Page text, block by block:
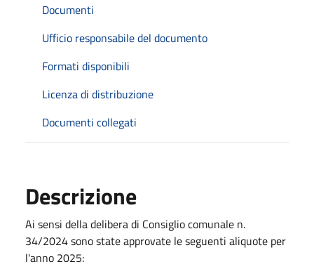
Documenti
Ufficio responsabile del documento
Formati disponibili
Licenza di distribuzione
Documenti collegati
Descrizione
Ai sensi della delibera di Consiglio comunale n.
34/2024 sono state approvate le seguenti aliquote per
l'anno 2025: